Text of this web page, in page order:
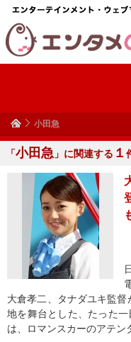
小田急
「小田急 」に関連する １
大倉孝二、タナダユキ監
地を舞台とした、たった
は、ロマンスカーのアテン